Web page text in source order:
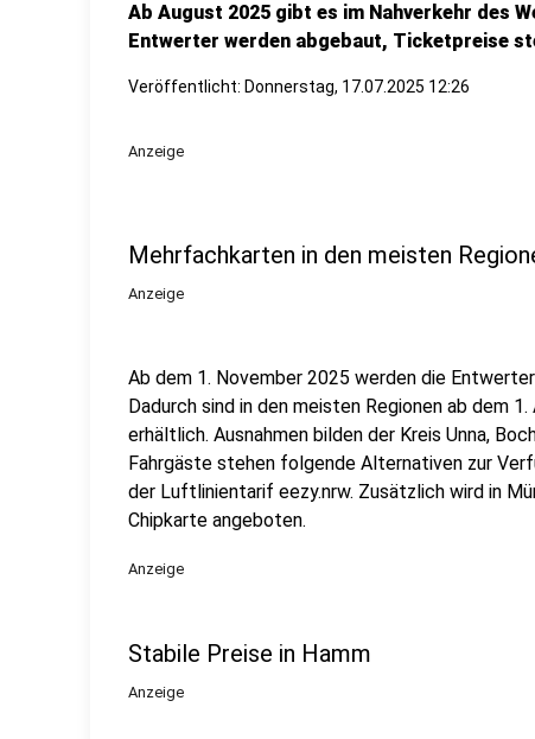
Ab August 2025 gibt es im Nahverkehr des
Entwerter werden abgebaut, Ticketpreise
Veröffentlicht: Donnerstag, 17.07.2025 12:26
Anzeige
Mehrfachkarten in den meisten
Anzeige
Ab dem 1. November 2025 werden die
Dadurch sind in den meisten Regionen ab dem
erhältlich. Ausnahmen bilden der Kreis Unna,
Fahrgäste stehen folgende Alternativen zur
der Luftlinientarif eezy.nrw. Zusätzlich wird in
Chipkarte angeboten.
Anzeige
Stabile Preise in Hamm
Anzeige